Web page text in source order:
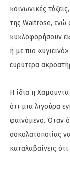
κοινωνικές
της Waitrose, ενώ
κυκλοφορήσουν
ή με πιο
ευρύτερα
Η ίδια η
ότι μια λιγούρα
φαινόμενο. Όταν
σοκολατοποιίας
καταλαβαίνεις